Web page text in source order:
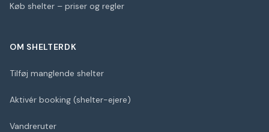
Køb shelter – priser og regler
OM SHELTERDK
Tilføj manglende shelter
Aktivér booking (shelter-ejere)
Vandreruter